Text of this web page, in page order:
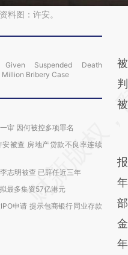
资料图：许安。
Suspended Death
Bribery Case
审 因何被控多项罪名
被查 房地产贷款不良率连续
志明被查 已辞任近三年
最多集资57亿港元
申请 提示包商银行同业存款